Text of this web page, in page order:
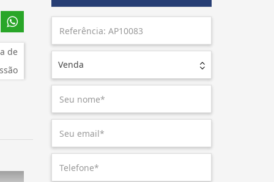
de
Venda